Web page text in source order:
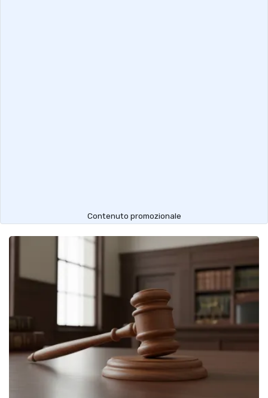
Contenuto promozionale